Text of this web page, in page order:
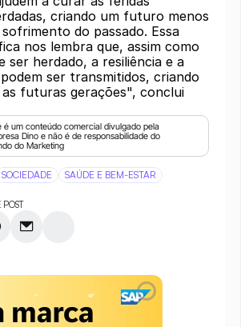
criando um futuro menos
do passado. Essa
nos lembra que, assim como
ser herdado, a resiliência e a
ser transmitidos, criando
futuras gerações", conclui
é um conteúdo comercial divulgado pela
Dino e não é de responsabilidade do
do Marketing
SOCIEDADE SAÚDE E BEM-ESTAR